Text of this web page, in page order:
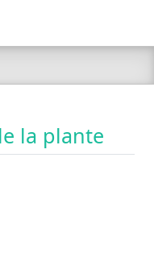
la plante